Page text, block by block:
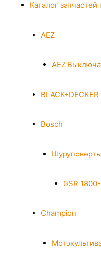
Каталог
AEZ
AEZ
BLACK+DECKER
Bosch
Шуруповерты
GSR
Champion